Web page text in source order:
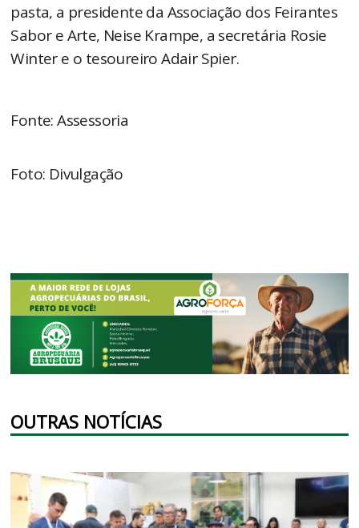
pasta, a presidente da Associação dos Feirantes
Sabor e Arte, Neise Krampe, a secretária Rosie
Winter e o tesoureiro Adair Spier.
Fonte: Assessoria
Foto: Divulgação
OUTRAS NOTÍCIAS